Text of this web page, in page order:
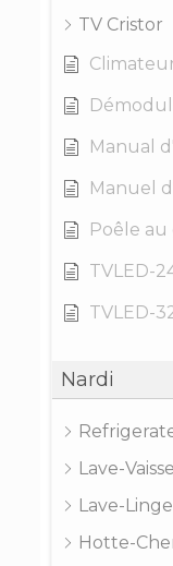
TV Cristor
Manual
Manuel
Poêle au
TVLED-
TVLED-
Nardi
Lave-
Lave-Linge
Hotte-